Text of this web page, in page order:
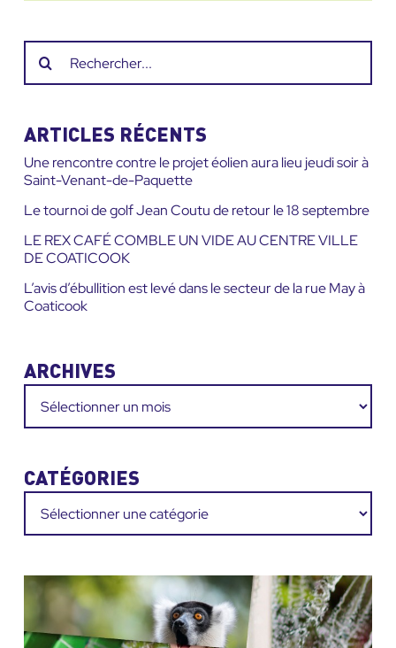
Recherche
site
:
ARTICLES RÉCENTS
Une rencontre contre le projet éolien aura lieu jeudi soir à
Saint-Venant-de-Paquette
Le tournoi de golf Jean Coutu de retour le 18 septembre
LE REX CAFÉ COMBLE UN VIDE AU CENTRE VILLE
DE COATICOOK
L’avis d’ébullition est levé dans le secteur de la rue May à
Coaticook
ARCHIVES
Archives
CATÉGORIES
Catégories